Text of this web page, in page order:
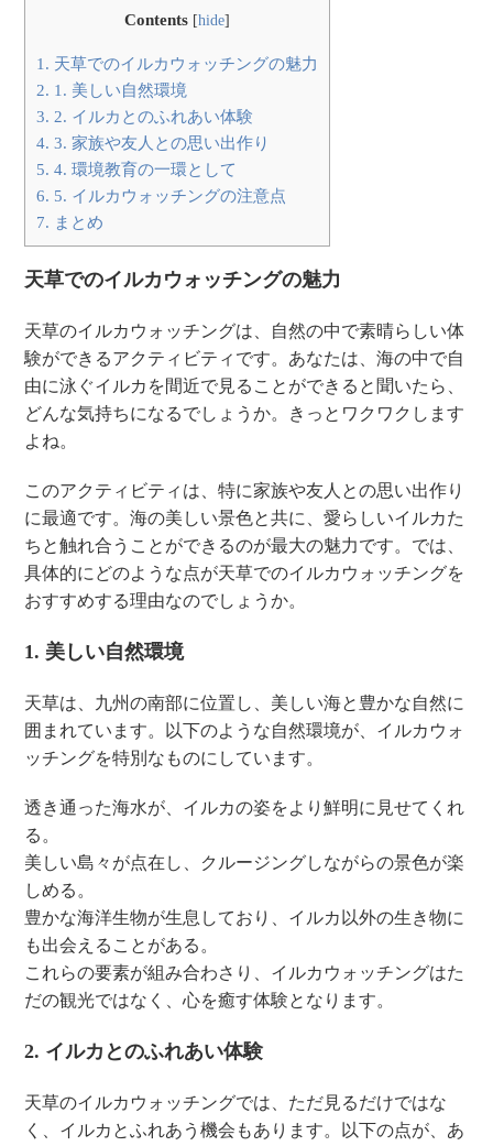
Contents [hide]
1. 天草でのイルカウォッチングの魅力
2. 1. 美しい自然環境
3. 2. イルカとのふれあい体験
4. 3. 家族や友人との思い出作り
5. 4. 環境教育の一環として
6. 5. イルカウォッチングの注意点
7. まとめ
天草でのイルカウォッチングの魅力
天草のイルカウォッチングは、自然の中で素晴らしい体
験ができるアクティビティです。あなたは、海の中で自
由に泳ぐイルカを間近で見ることができると聞いたら、
どんな気持ちになるでしょうか。きっとワクワクします
よね。
このアクティビティは、特に家族や友人との思い出作り
に最適です。海の美しい景色と共に、愛らしいイルカた
ちと触れ合うことができるのが最大の魅力です。では、
具体的にどのような点が天草でのイルカウォッチングを
おすすめする理由なのでしょうか。
1. 美しい自然環境
天草は、九州の南部に位置し、美しい海と豊かな自然に
囲まれています。以下のような自然環境が、イルカウォ
ッチングを特別なものにしています。
透き通った海水が、イルカの姿をより鮮明に見せてくれ
る。
美しい島々が点在し、クルージングしながらの景色が楽
しめる。
豊かな海洋生物が生息しており、イルカ以外の生き物に
も出会えることがある。
これらの要素が組み合わさり、イルカウォッチングはた
だの観光ではなく、心を癒す体験となります。
2. イルカとのふれあい体験
天草のイルカウォッチングでは、ただ見るだけではな
く、イルカとふれあう機会もあります。以下の点が、あ